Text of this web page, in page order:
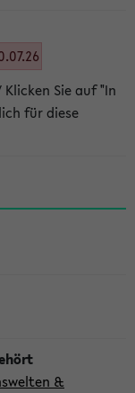
Klicken Sie auf "In
für diese
&